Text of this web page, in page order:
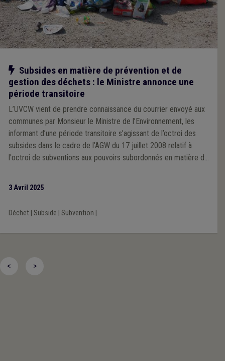
Notre action
Subsides en matière de prévention et de
gestion des déchets : le Ministre annonce une
période transitoire
L’UVCW vient de prendre connaissance du courrier envoyé aux
communes par Monsieur le Ministre de l’Environnement, les
informant d’une période transitoire s’agissant de l’octroi des
subsides dans le cadre de l’AGW du 17 juillet 2008 relatif à
l'octroi de subventions aux pouvoirs subordonnés en matière de
3 Avril 2025
Déchet| Subside Subvention
< >